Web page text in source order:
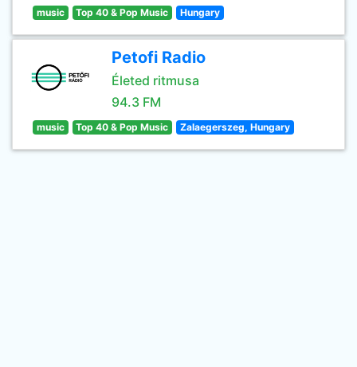
music Top 40 & Pop Music Hungary
Petofi Radio
Életed ritmusa
94.3 FM
music Top 40 & Pop Music Zalaegerszeg, Hungary